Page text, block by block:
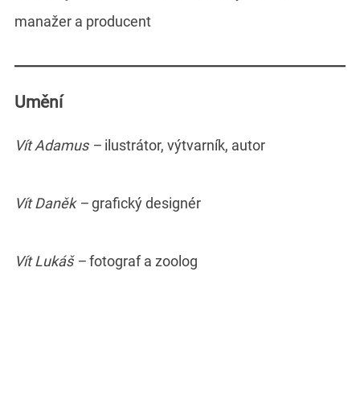
manažer a producent
Umění
Vít Adamus – ilustrátor, výtvarník, autor
Vít Daněk –grafický designér
Vít Lukáš –fotograf a zoolog